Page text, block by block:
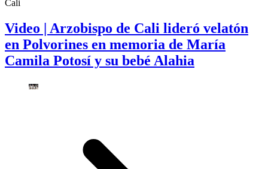
Cali
Video | Arzobispo de Cali lideró velatón
en Polvorines en memoria de María
Camila Potosí y su bebé Alahia